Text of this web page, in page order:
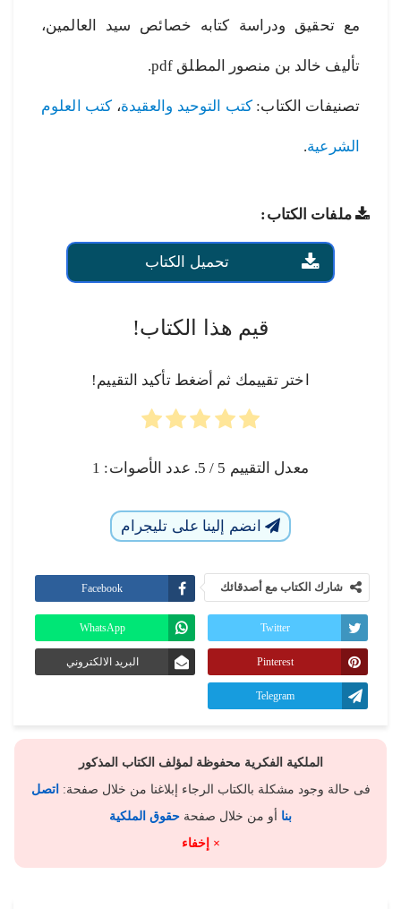
مع تحقيق ودراسة كتابه خصائص سيد العالمين،
تأليف خالد بن منصور المطلق pdf.
تصنيفات الكتاب: كتب التوحيد والعقيدة، كتب العلوم
الشرعية.
ملفات الكتاب:
تحميل الكتاب
قيم هذا الكتاب!
اختر تقييمك ثم أضغط تأكيد التقييم!
معدل التقييم 5 / 5. عدد الأصوات: 1
انضم إلينا على تليجرام
شارك الكتاب مع أصدقائك Facebook
Twitter
WhatsApp
Pinterest البريد الالكتروني
Telegram
الملكية الفكرية محفوظة لمؤلف الكتاب المذكور
فى حالة وجود مشكلة بالكتاب الرجاء إبلاغنا من خلال صفحة: اتصل
بنا أو من خلال صفحة حقوق الملكية
× إخفاء